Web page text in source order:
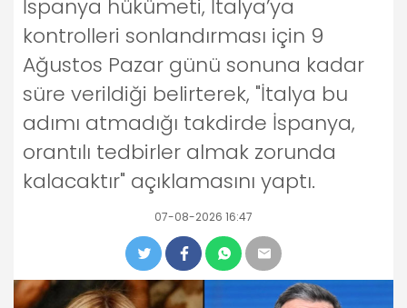
İspanya hükümeti, İtalya’ya
kontrolleri sonlandırması için 9
Ağustos Pazar günü sonuna kadar
süre verildiği belirterek, "İtalya bu
adımı atmadığı takdirde İspanya,
orantılı tedbirler almak zorunda
kalacaktır" açıklamasını yaptı.
07-08-2026 16:47